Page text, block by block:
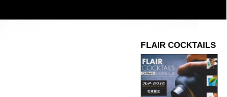
FLAIR COCKTAILS